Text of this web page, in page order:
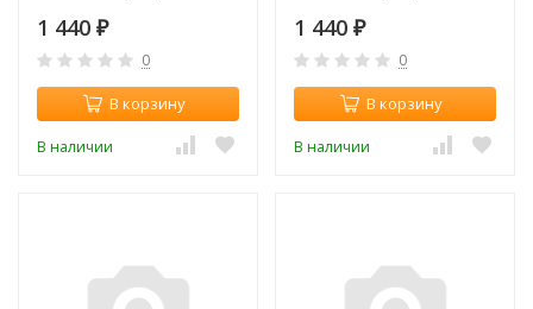
1 440 ₽
0
В корзину
В наличии
1 440 ₽
0
В корзину
В наличии